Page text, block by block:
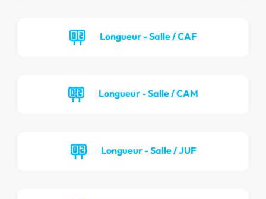
Longueur - Salle / CAF
Longueur - Salle / CAM
Longueur - Salle / JUF